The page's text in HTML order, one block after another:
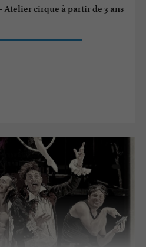
Atelier cirque à partir de 3 ans